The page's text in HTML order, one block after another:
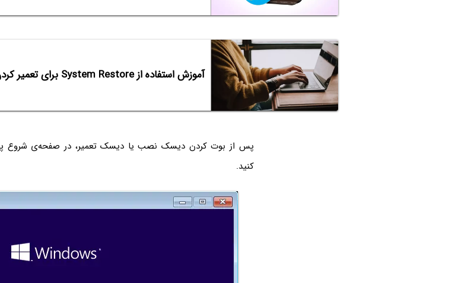
آموزش استفاده از System Restore برای تعمیر کردن ویندوز
پس از بوت کردن دیسک نصب یا دیسک تعمیر، در صفحه‌ی شروع
کنید.